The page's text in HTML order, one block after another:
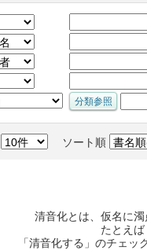
ソート順
清音化とは、仮名に
たとえ
「清音化する」のチェ